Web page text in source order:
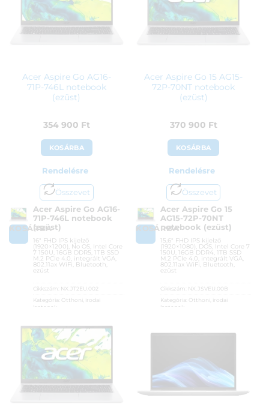
ÁFA:
Azonosító:
769 900Ft
Azonosító:53508
465 900 Ft
Acer Aspire Go AG16-
71P-746L notebook
(ezüst)
354 900 Ft
KOSÁRBA
Rendelésre
Összevet
KOSÁRBA
Acer Aspire Go AG16-
71P-746L notebook
(ezüst)
16″ FHD IPS kijelző
(1920×1200), No OS, Intel Core
7 150U, 16GB DDR5, 1TB SSD
M.2 PCIe 4.0, integrált VGA,
802.11ax WiFi, Bluetooth,
ezüst
Cikkszám: NX.JT2EU.002
Kategória: Otthoni, irodai
laptopok
Garanciaidő:36 hónap
ÁFA:27%
Azonosító:
55176
354 900
Acer Aspire Go 15 AG15-
72P-70NT notebook
(ezüst)
370 900 Ft
KOSÁRBA
Rendelésre
Összevet
KOSÁRBA
Acer Aspire Go 15
AG15-72P-70NT
notebook (ezüst)
15,6″ FHD IPS kijelző
(1920×1080), DOS, Intel Core 7
150U, 16GB DDR4, 1TB SSD
M.2 PCIe 4.0, integrált VGA,
802.11ax WiFi, Bluetooth,
ezüst
Cikkszám: NX.JSVEU.00B
Kategória: Otthoni, irodai
laptopok
370 900Ft